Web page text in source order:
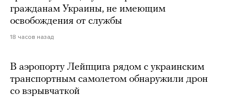
гражданам Украины, не имеющим
освобождения от службы
18 часов назад
В аэропорту Лейпцига рядом с украинским
транспортным самолетом обнаружили дрон
со взрывчаткой